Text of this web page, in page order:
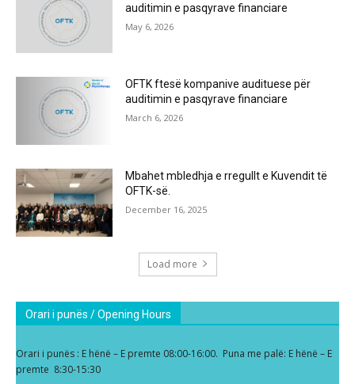
auditimin e pasqyrave financiare
May 6, 2026
OFTK ftesë kompanive audituese për
auditimin e pasqyrave financiare
March 6, 2026
Mbahet mbledhja e rregullt e Kuvendit të
OFTK-së.
December 16, 2025
Load more
Orari i punës / Opening Hours
Orari i punës : E hënë – E premte 08:00-16:00. Puna me palë: E hënë – E
premte 8:30-15:30